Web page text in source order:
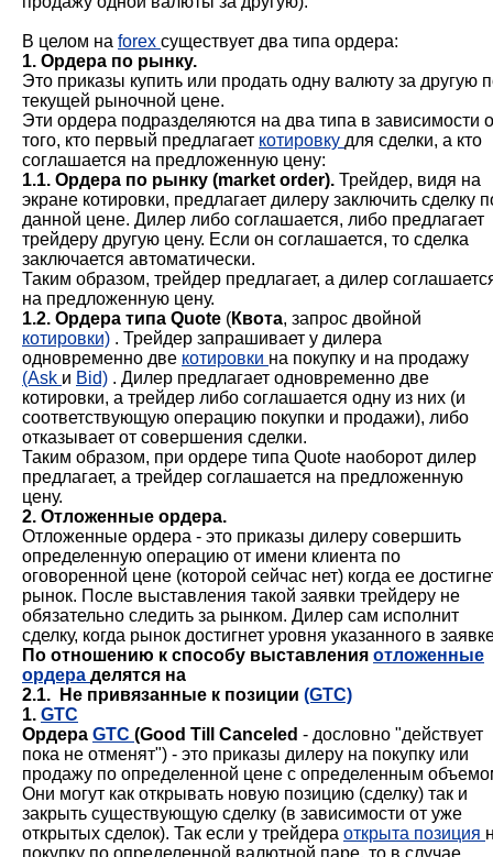
В целом на forex существует два типа ордера:
1. Ордера по рынку.
Это приказы купить или продать одну валюту за другую
текущей рыночной цене.
Эти ордера подразделяются на два типа в зависимости
того, кто первый предлагает котировку для сделки, а кто
соглашается на предложенную цену:
1.1. Ордера по рынку (market order). Трейдер, видя на
экране котировки, предлагает дилеру заключить сделку
данной цене. Дилер либо соглашается, либо предлагает
трейдеру другую цену. Если он соглашается, то сделка
заключается автоматически.
Таким образом, трейдер предлагает, а дилер
на предложенную цену.
1.2. Ордера типа Quote (Квота, запрос двойной
котировки) . Трейдер запрашивает у дилера
одновременно две котировки на покупку и на продажу
(Ask и Bid) . Дилер предлагает одновременно две
котировки, а трейдер либо соглашается одну из них (и
соответствующую операцию покупки и продажи), либо
отказывает от совершения сделки.
Таким образом, при ордере типа Quote наоборот дилер
предлагает, а трейдер соглашается на предложенную
цену.
2. Отложенные ордера.
Отложенные ордера - это приказы дилеру совершить
определенную операцию от имени клиента по
оговоренной цене (которой сейчас нет) когда ее
рынок. После выставления такой заявки трейдеру не
обязательно следить за рынком. Дилер сам исполнит
сделку, когда рынок достигнет уровня указанного в
По отношению к способу выставления отложенные
ордера делятся на
2.1. Не привязанные к позиции (GTC)
1. GTC
Ордера GTC (Good Till Canceled - дословно "действует
пока не отменят") - это приказы дилеру на покупку или
продажу по определенной цене с определенным
Они могут как открывать новую позицию (сделку) так и
закрыть существующую сделку (в зависимости от уже
открытых сделок). Так если у трейдера открыта позиция
покупку по определенной валютной паре, то в случае